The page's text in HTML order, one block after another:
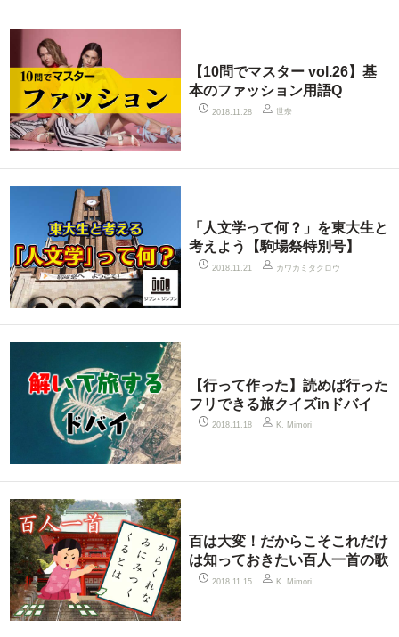
【10問でマスター vol.26】基
本のファッション用語Q
2018.11.28 世奈
「人文学って何？」を東大生と
考えよう【駒場祭特別号】
2018.11.21 カワカミタクロウ
【行って作った】読めば行った
フリできる旅クイズinドバイ
2018.11.18 K. Mimori
百は大変！だからこそこれだけ
は知っておきたい百人一首の歌
2018.11.15 K. Mimori